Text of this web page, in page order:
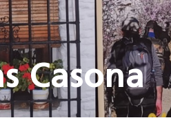
Casona